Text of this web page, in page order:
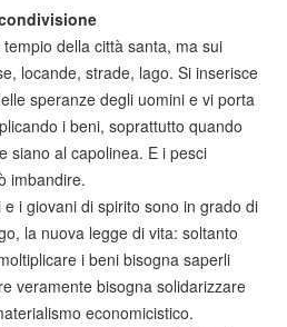
della città santa, ma sui
locande, strade, lago. Si inserisce
speranze degli uomini e vi porta
i beni, soprattutto quando
siano al capolinea. E i pesci
imbandire.
i giovani di spirito sono in grado di
la nuova legge di vita: soltanto
i beni bisogna saperli
veramente bisogna solidarizzare
economicistico.